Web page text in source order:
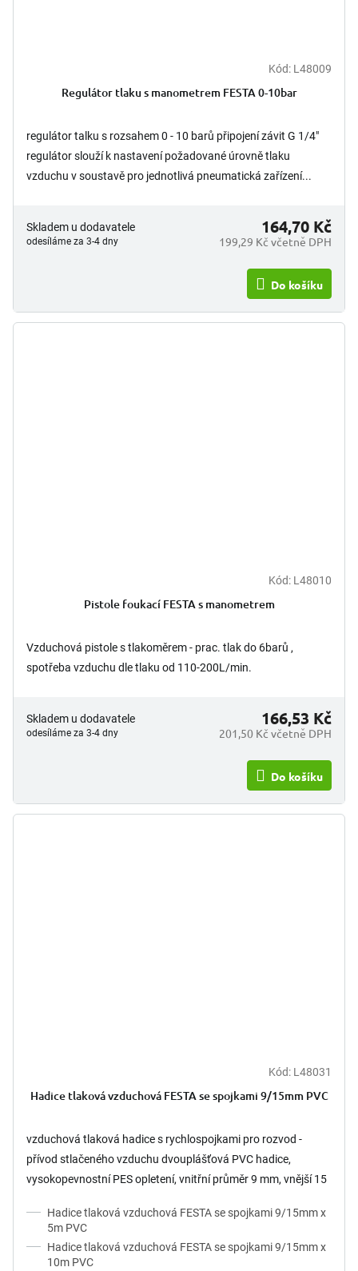
Kód: L48009
Regulátor tlaku s manometrem FESTA 0-10bar
regulátor talku s rozsahem 0 - 10 barů připojení závit G 1/4"
regulátor slouží k nastavení požadované úrovně tlaku
vzduchu v soustavě pro jednotlivá pneumatická zařízení...
Skladem u dodavatele
odesíláme za 3-4 dny 199,29 Kč včetně DPH
164,70 Kč
Do košíku
Kód: L48010
Pistole foukací FESTA s manometrem
Vzduchová pistole s tlakoměrem - prac. tlak do 6barů ,
spotřeba vzduchu dle tlaku od 110-200L/min.
Skladem u dodavatele
odesíláme za 3-4 dny 201,50 Kč včetně DPH
166,53 Kč
Do košíku
Kód: L48031
Hadice tlaková vzduchová FESTA se spojkami 9/15mm PVC
vzduchová tlaková hadice s rychlospojkami pro rozvod -
přívod stlačeného vzduchu dvouplášťová PVC hadice,
vysokopevnostní PES opletení, vnitřní průměr 9 mm, vnější 15
Hadice tlaková vzduchová FESTA se spojkami 9/15mm x
5m PVC
Hadice tlaková vzduchová FESTA se spojkami 9/15mm x
10m PVC